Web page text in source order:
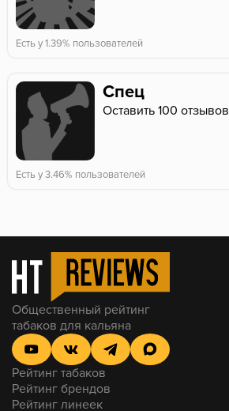
Есть у 1.39% пользователей
Спец
Оставить 100 отзывов
Есть у 3.46% пользователей
Общественный рейтинг
табаков для кальяна
Рейтинг табаков
Рейтинг брендов
Рейтинг линеек